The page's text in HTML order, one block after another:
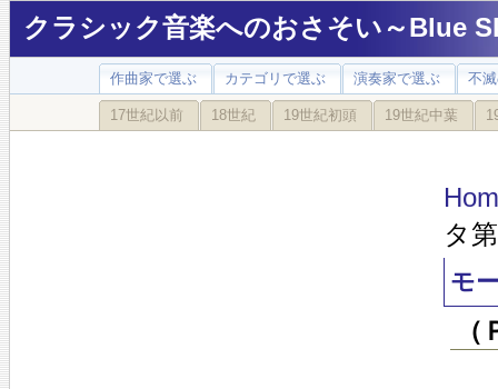
クラシック音楽へのおさそい～Blue
作曲家で選ぶ カテゴリで選ぶ 演奏家で選ぶ 不
17世紀以前 18世紀 19世紀初頭 19世紀中葉
タ
モ